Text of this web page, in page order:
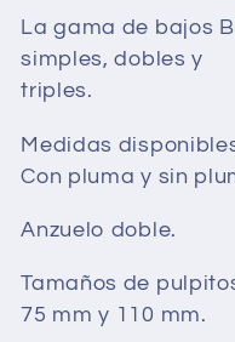
:
La gama de bajos
simples, dobles y
triples.
Medidas
Con pluma y sin
Anzuelo doble.
Tamaños de
75 mm y 110 mm.